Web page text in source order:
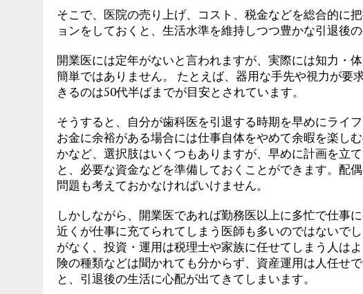
そこで、医院の売り上げ、コスト、税金などを総合的に
ョンをしておくと、生活水準を維持しつつ豊かな引退後
開業医には定年がないと言われますが、実際には知力・
簡単ではありません。 たとえば、器用な手先や視力が要
きるのは50代半ばまでが目安とされています。
そうすると、自分が歯科医を引退する時期を早めにライ
お金に余裕がある場合には仕事自体をやめて余暇を楽し
かなど、選択肢はいくつもありますが、早めに計画を立
と、必要な資金などを準備しておくことができます。配
問題も考えておかなければいけません。
しかしながら、開業医であれば勤務医以上に多忙で仕事
近くが仕事に充てられてしまう医師も多いのではないで
がなく、投資・運用は税理士や家族に任せてしまう人は
険の種類などは聞かれても分からず、資産運用は人任せ
と、引退後の生活に心配が出てきてしまいます。